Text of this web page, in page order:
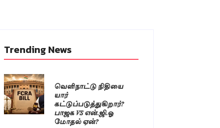
Trending News
வெளிநாட்டு நிதியை
யார்
கட்டுப்படுத்துகிறார்?
பாஜக VS என்.ஜி.ஓ
மோதல் ஏன்?